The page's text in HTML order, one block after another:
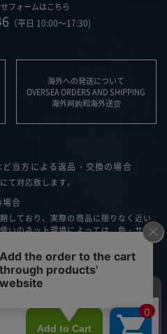
フォームはこちら
（平日 10:00～17:30)
海外への発送について
OVERSEA ORDERS AND SHIPPING
海外网购和海外送货
当方による返品・交換の場合
て対応致します。
場合
しており、実際の商品に限りなく近い
いのネット環境によっては、色・サイ
と異なる可能性もございますこと、ご
が合わない」などお客様の都合で返
のみ商品到着後７日以内に弊社へ、お
絡ください。